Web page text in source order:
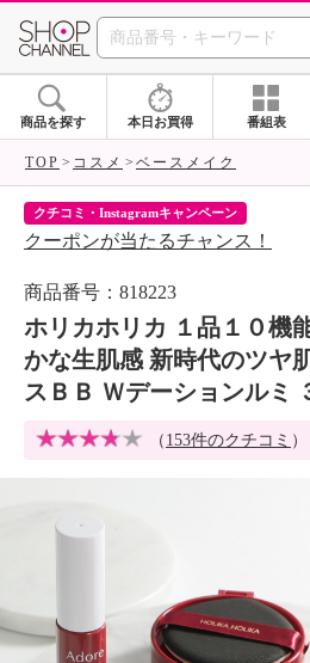
SHOP
商品を探す 本日お買得 番組表
TOP コスメ ベースメイク
クチコミ・Instagramキャンペーン
クーポンが当たるチャンス！
商品番号：818223
ホリカホリカ １品１０機
かな生肌感 新時代のツヤ
スＢＢ Ｗデーションルミ
（ 153件のクチコミ ）